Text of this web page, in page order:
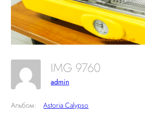
IMG 9760
admin
Альбом: Astoria Calypso